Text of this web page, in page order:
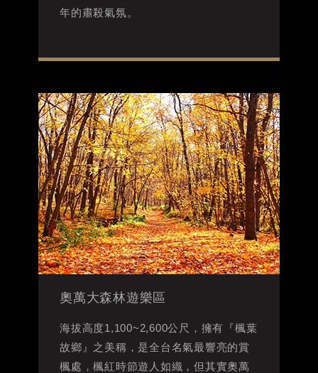
年的肅殺氣氛。
奧萬大森林遊樂區
海拔高度1,100~2,600公尺，擁有『楓葉
故鄉』之美稱，是全台名氣最響亮的賞
楓處，楓紅時節遊人如織，但其實奧萬